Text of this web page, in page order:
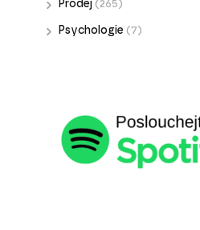
Prodej (265)
Psychologie (7)